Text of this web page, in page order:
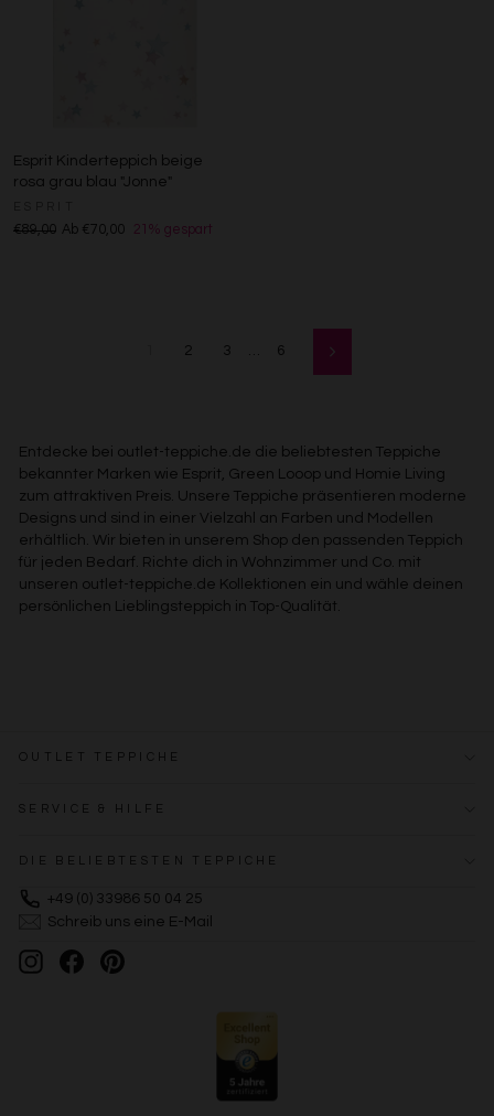
Esprit Kinderteppich beige
rosa grau blau "Jonne"
€89,00 Ab €70,00 21% gespart
2 3 … 6 Vorwärts
Entdecke bei outlet-teppiche.de die beliebtesten Teppiche
bekannter Marken wie Esprit, Green Looop und Homie Living
zum attraktiven Preis. Unsere Teppiche präsentieren moderne
Designs und sind in einer Vielzahl an Farben und Modellen
erhältlich. Wir bieten in unserem Shop den passenden Teppich
für jeden Bedarf. Richte dich in Wohnzimmer und Co. mit
unseren outlet-teppiche.de Kollektionen ein und wähle deinen
persönlichen Lieblingsteppich in Top-Qualität.
OUTLET TEPPICHE
SERVICE & HILFE
DIE BELIEBTESTEN TEPPICHE
+49 (0) 33986 50 04 25
Schreib uns eine E-Mail
InstagramFacebookPinterest